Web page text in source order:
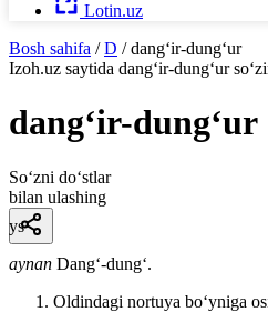
Lotin.uz
Bosh sahifa / D / dang‘ir-dung‘ur
Izoh.uz saytida dang‘ir-dung‘ur
dang‘ir-dung‘ur
So‘zni do‘stlar
bilan ulashing
ys
aynan Dangʻ-dungʻ.
Oldindagi nortuya boʻyniga